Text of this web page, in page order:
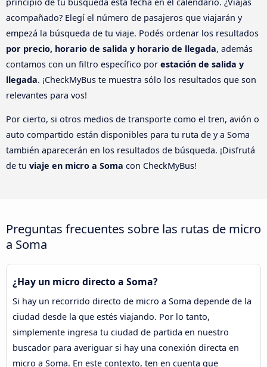
acompañado? Elegí el número de pasajeros que viajarán y
empezá la búsqueda de tu viaje. Podés ordenar los resultados
por precio, horario de salida y horario de llegada, además
contamos con un filtro específico por estación de salida y
llegada. ¡CheckMyBus te muestra sólo los resultados que son
relevantes para vos!
Por cierto, si otros medios de transporte como el tren, avión o
auto compartido están disponibles para tu ruta de y a Soma
también aparecerán en los resultados de búsqueda. ¡Disfrutá
de tu viaje en micro a Soma con CheckMyBus!
Preguntas frecuentes sobre las rutas de micro
a Soma
¿Hay un micro directo a Soma?
Si hay un recorrido directo de micro a Soma depende de la
ciudad desde la que estés viajando. Por lo tanto,
simplemente ingresa tu ciudad de partida en nuestro
buscador para averiguar si hay una conexión directa en
micro a Soma. En este contexto, ten en cuenta que